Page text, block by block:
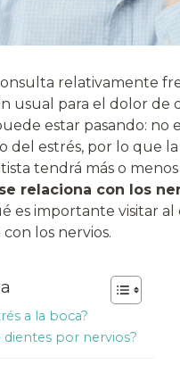
relativamente
usual para el dolor de
estar pasando: no
del estrés, por lo que
tendrá más o
relaciona con los
es importante visitar
los nervios.
a la boca?
por nervios?